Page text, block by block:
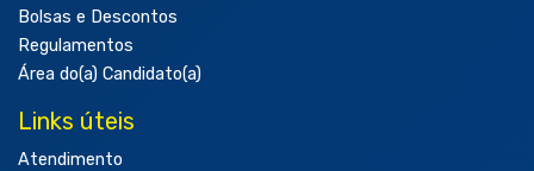
Bolsas e Descontos
Regulamentos
Área do(a) Candidato(a)
Links úteis
Atendimento